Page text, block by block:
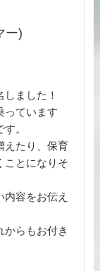
ー)
ました！
っています
。
えたり、保育
ことになりそ
容をお伝え
からもお付き